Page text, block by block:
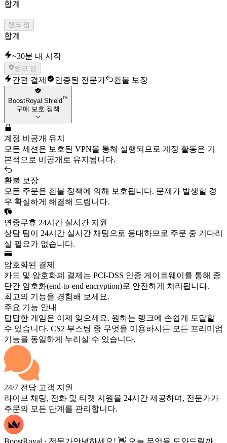
합계
랭크 업
합계
~30분 내 시작
랭크 업
간편 결제 인증된 전문가 환불 보장
BoostRoyal Shield™
구매 보호 정책
계정 비공개 유지
모든 세션은 보호된 VPN을 통해 실행되므로 계정 활동은 기
본적으로 비공개로 유지됩니다.
환불 보장
모든 주문은 환불 정책에 의해 보호됩니다. 문제가 발생할 경
우 확실하게 해결해 드립니다.
연중무휴 24시간 실시간 지원
상담 팀이 24시간 실시간 채팅으로 응대하므로 주문 중 기다리
실 필요가 없습니다.
암호화된 결제
카드 및 암호화폐 결제는 PCI-DSS 인증 게이트웨이를 통해 종
단간 암호화(end-to-end encryption)로 안전하게 처리됩니다.
최고의 기능을 경험해 보세요.
주요 기능 안내
답답한 게임은 이제 잊으세요. 원하는 랭크에 손쉽게 도달할
수 있습니다. CS2 부스팅 중 무엇을 이용하시든 모든 프리미엄
기능을 동일하게 누리실 수 있습니다.
24/7 전담 고객 지원
라이브 채팅, 전화 및 티켓 지원을 24시간 제공하며, 전문가가
주문의 모든 단계를 관리합니다.